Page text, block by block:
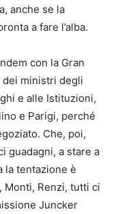
anche se la
a fare l’alba.
con la Gran
dei ministri degli
e alle Istituzioni,
e Parigi, perché
Che, poi,
guadagni, a stare a
la tentazione è
Renzi, tutti ci
Juncker